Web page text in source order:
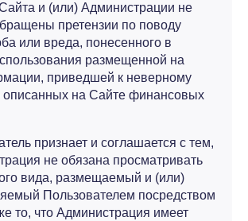
и (или) Администрации не
претензии по поводу
или вреда, понесенного в
размещенной на
приведшей к неверному
на Сайте финансовых
признает и соглашается с тем,
не обязана просматривать
вида, размещаемый и (или)
Пользователем посредством
то, что Администрация имеет